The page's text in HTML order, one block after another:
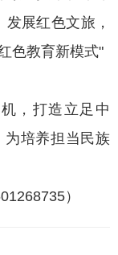
展红色文旅，
色教育新模式"
，打造立足中
为培养担当民族
）